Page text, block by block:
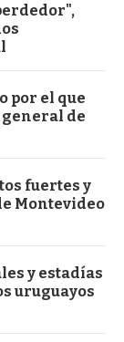
por el que
de
fuertes y
Montevideo
y estadías
uruguayos